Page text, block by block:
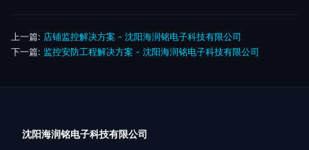
上一篇: 店铺监控解决方案 - 沈阳海润铭电子科技有限公司
下一篇: 监控安防工程解决方案 - 沈阳海润铭电子科技有限公司
沈阳海润铭电子科技有限公司